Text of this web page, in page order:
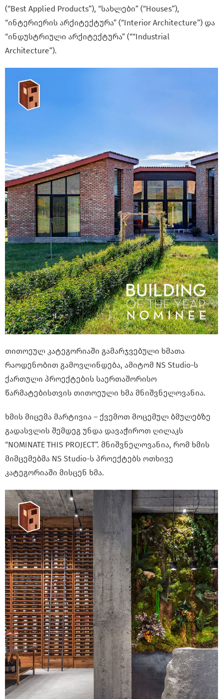
(“Best Applied Products”), “სახლები” (“Houses”),
“ინტერიერის არქიტექტურა” (“Interior Architecture”) და
“ინდუსტრიული არქიტექტურა” (““Industrial
Architecture”).
თითოეულ კატეგორიაში გამარჯვებული ხმათა
რაოდენობით გამოვლინდება, ამიტომ NS Studio-ს
ქართული პროექტების საერთაშორისო
წარმატებისთვის თითოეული ხმა მნიშვნელოვანია.
ხმის მიცემა მარტივია – ქვემოთ მოცემულ ბმულებზე
გადასვლის შემდეგ უნდა დავაჭიროთ ღილაკს
“NOMINATE THIS PROJECT”. მნიშვნელოვანია, რომ ხმის
მიმცემებმა NS Studio-ს პროექტებს ოთხივე
კატეგორიაში მისცენ ხმა.